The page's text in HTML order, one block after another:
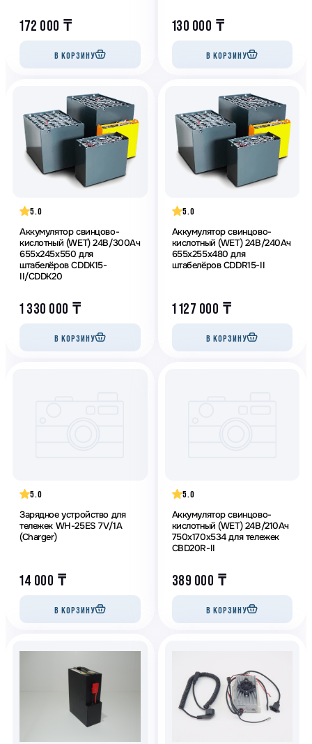
172 000 ₸
В КОРЗИНУ
130 000 ₸
В КОРЗИНУ
5.0
Аккумулятор свинцово-
кислотный (WET) 24В/300Ач
655х245х550 для
штабелёров CDDK15-
II/CDDK20
1 330 000 ₸
В КОРЗИНУ
5.0
Аккумулятор свинцово-
кислотный (WET) 24В/240Ач
655х255х480 для
штабелёров CDDR15-II
1 127 000 ₸
В КОРЗИНУ
5.0
Зарядное устройство для
тележек WH-25ES 7V/1A
(Charger)
14 000 ₸
В КОРЗИНУ
5.0
Аккумулятор свинцово-
кислотный (WET) 24В/210Ач
750х170х534 для тележек
CBD20R-II
389 000 ₸
В КОРЗИНУ